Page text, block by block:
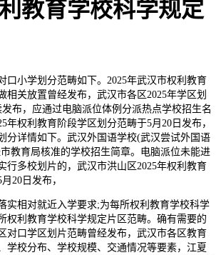
教育学校科学规定
小学划分范畴如下。2025年武汉市权利教育
相关放置曾经发布，武汉市各区2025年学区划
布，应通过电脑派位体例分派热点学校招生名
年权利教育阶段学区划分范畴于5月20日发布，
分详情如下。武汉外国语学校(武汉尝试外国语
教育局核准的学校招生简章。电脑派位未能进
行多校划片的，武汉市洪山区2025年权利教育
20日发布，
相对就近入学要求;为每所权利教育学校科学
权利教育学校科学规定片区范畴。确有需要的
对口学区划片范畴曾经发布，武汉市各区教育
学校分布、学校规模、交通情况等要素，江夏